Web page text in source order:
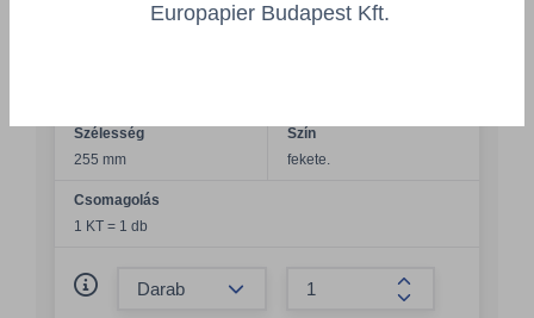
Tork Reflex™ laponkénti adagolású
Szélesség
255 mm
Szín
fekete.
Csomagolás
1 KT = 1 db
Összeg
Europapier Budapest Kft.